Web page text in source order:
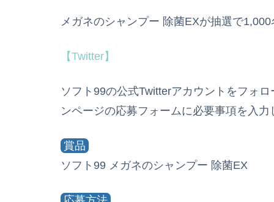
メガネのシャンプー 除菌EXが抽選で
【Twitter】
ソフト99の公式Twitterアカウントをフォ
ンページの応募フォームに必要事項を入
賞品
ソフト99 メガネのシャンプー 除菌EX